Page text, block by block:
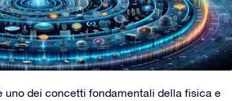
uno dei concetti fondamentali della fisica e